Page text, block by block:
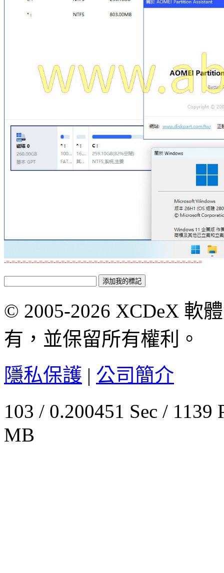
-=-=-=-=-=-=-=-=-=-=-=-=-=-=-=-=-=-=-=-=-=-=-=-=-=-=-=-=-=-=-=-=-=-=-=-=
© 2005-2026 XCDeX 軟
有，並保留所有權利。
隱私保護 | 公司簡介
103 / 0.200451 Sec /
MB